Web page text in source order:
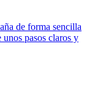
de forma sencilla
pasos claros y